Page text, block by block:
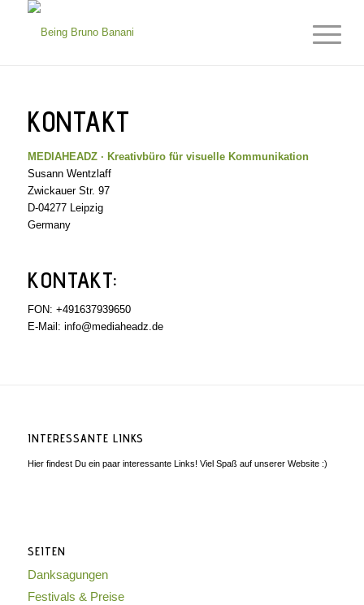
KONTAKT
MEDIAHEADZ · Kreativbüro für visuelle Kommunikation
Susann Wentzlaff
Zwickauer Str. 97
D-04277 Leipzig
Germany
KONTAKT:
FON: +491637939650
E-Mail: info@mediaheadz.de
INTERESSANTE LINKS
Hier findest Du ein paar interessante Links! Viel Spaß auf unserer Website :)
SEITEN
Danksagungen
Festivals & Preise